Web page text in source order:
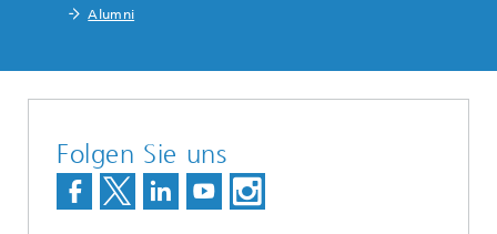
Alumni
Folgen Sie uns